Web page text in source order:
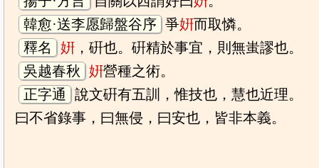
韓愈·送李愿歸盤谷序 爭姸而取憐。
釋名
姸 ，硏也。硏精於事宜，則無蚩謬也。
吳越春秋 姸營種之術。
正字通
說文硏有五訓，惟技也，慧也近理。
曰不省錄事，曰無侵，曰安也，皆非本義。